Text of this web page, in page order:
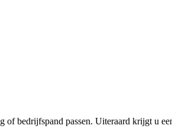
bedrijfspand passen. Uiteraard krijgt u